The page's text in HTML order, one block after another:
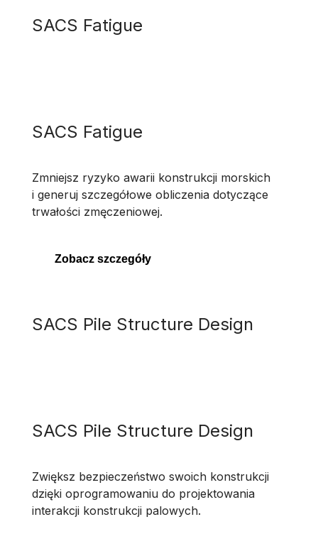
SACS Fatigue
SACS Fatigue
Zmniejsz ryzyko awarii konstrukcji morskich
i generuj szczegółowe obliczenia dotyczące
trwałości zmęczeniowej.
Zobacz szczegóły
SACS Pile Structure Design
SACS Pile Structure Design
Zwiększ bezpieczeństwo swoich konstrukcji
dzięki oprogramowaniu do projektowania
interakcji konstrukcji palowych.